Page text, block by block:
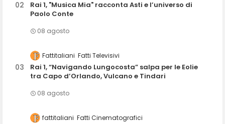
Rai 1, "Musica Mia" racconta Asti e l’universo di
Paolo Conte
08 agosto
Fattitaliani Fatti Televisivi
Rai 1, “Navigando Lungocosta” salpa per le Eolie
tra Capo d’Orlando, Vulcano e Tindari
08 agosto
fattitaliani Fatti Cinematografici